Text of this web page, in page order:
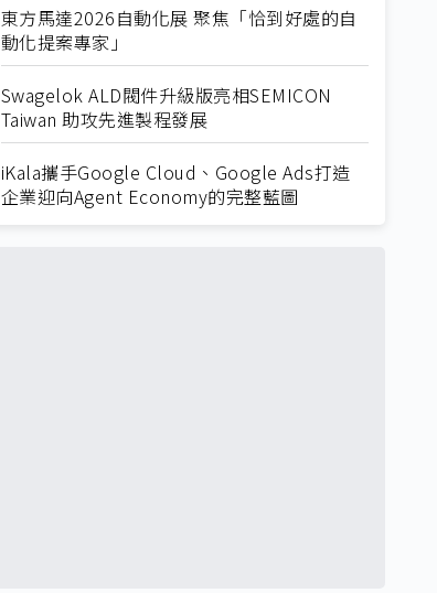
東方馬達2026自動化展 聚焦「恰到好處的自
動化提案專家」
Swagelok ALD閥件升級版亮相SEMICON
Taiwan 助攻先進製程發展
iKala攜手Google Cloud、Google Ads打造
企業迎向Agent Economy的完整藍圖